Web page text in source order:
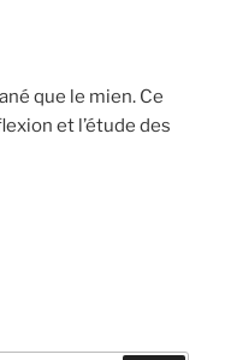
que le mien. Ce
et l’étude des